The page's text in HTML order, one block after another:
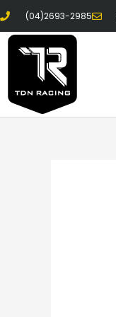
跳
容
(04)2693-2985